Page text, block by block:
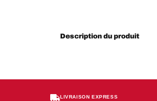
Description du produit
LIVRAISON EXPRESS